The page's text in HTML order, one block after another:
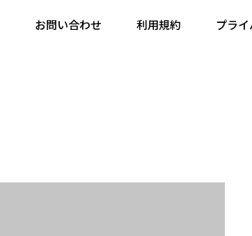
お問い合わせ 利用規約 プラ